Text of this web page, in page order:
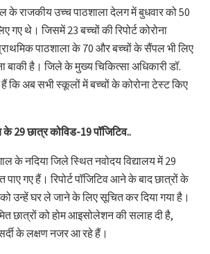
के राजकीय उच्च पाठशाला देलग में बुधवार को 50
गए थे। जिसमें 23 बच्चों की रिपोर्ट कोरोना
पाठशाला के 70 और बच्चों के सैंपल भी लिए
बाकी है। जिले के मुख्य चिकित्सा अधिकारी डॉ.
कि अब सभी स्कूलों में बच्चों के कोरोना टेस्ट किए
के 29 छात्र कोविड-19 पॉजिटिव..
के नदिया जिले स्थित नवोदय विद्यालय में 29
पाए गए हैं। रिपोर्ट पॉजिटिव आने के बाद छात्रों के
उन्हें घर ले जाने के लिए सूचित कर दिया गया है।
छात्रों को होम आइसोलेशन की सलाह दी है,
के लक्षण नजर आ रहे हैं।